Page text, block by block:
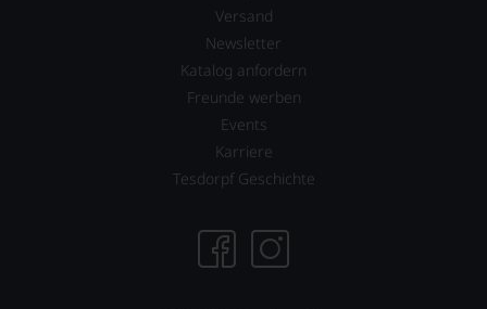
Versand
Newsletter
Katalog anfordern
Freunde werben
Events
Karriere
Tesdorpf Geschichte